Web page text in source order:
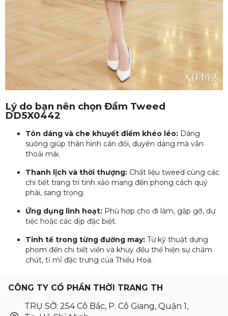
Lý do bạn nên chọn Đầm Tweed
DD5X0442
Tôn dáng và che khuyết điểm khéo léo: Dáng
suông giúp thân hình cân đối, duyên dáng mà vẫn
thoải mái.
Thanh lịch và thời thượng: Chất liệu tweed cùng các
chi tiết trang trí tinh xảo mang đến phong cách quý
phái, sang trọng.
Ứng dụng linh hoạt: Phù hợp cho đi làm, gặp gỡ, dự
tiệc hoặc các dịp đặc biệt.
Tinh tế trong từng đường may: Từ kỹ thuật dựng
phom đến chi tiết viền và khuy đều thể hiện sự chăm
chút, tỉ mỉ đặc trưng của Thiều Hoa.
CÔNG TY CỔ PHẦN THỜI TRANG TH
TRỤ SỞ: 254 Cô Bắc, P. Cô Giang, Quận 1,